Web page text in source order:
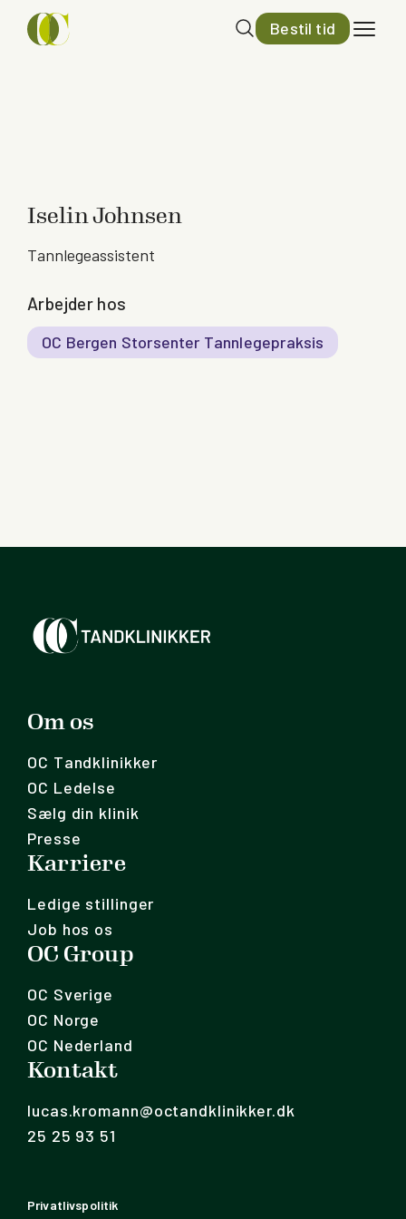
Bestil tid
Iselin Johnsen
Tannlegeassistent
Arbejder hos
OC Bergen Storsenter Tannlegepraksis
Om os
OC Tandklinikker
OC Ledelse
Sælg din klinik
Presse
Karriere
Ledige stillinger
Job hos os
OC Group
OC Sverige
OC Norge
OC Nederland
Kontakt
lucas.kromann@octandklinikker.dk
25 25 93 51
Privatlivspolitik